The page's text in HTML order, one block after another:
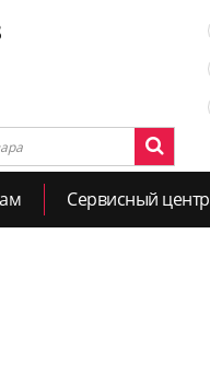
Сервисный центр